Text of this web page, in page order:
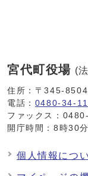
宮代町役場 (
住所：〒345-
電話： 0480-34-
ファックス：
開庁時間：8時30
個人情報につ